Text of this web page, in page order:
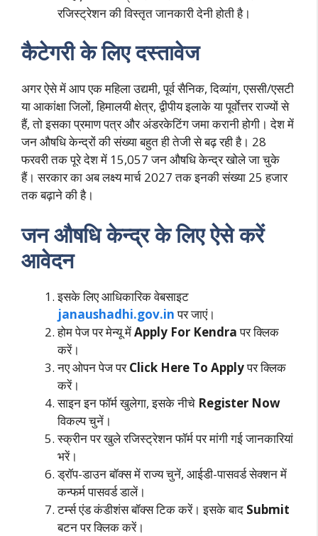
रजिस्ट्रेशन की विस्तृत जानकारी देनी होती है।
कैटेगरी के लिए दस्तावेज
अगर ऐसे में आप एक महिला उद्यमी, पूर्व सैनिक, दिव्यांग, एससी/एसटी
या आकांक्षा जिलों, हिमालयी क्षेत्र, द्वीपीय इलाके या पूर्वाेत्तर राज्यों से
हैं, तो इसका प्रमाण पत्र और अंडरकेटिंग जमा करानी होगी। देश में
जन औषधि केन्द्रों की संख्या बहुत ही तेजी से बढ़ रही है। 28
फरवरी तक पूरे देश में 15,057 जन औषधि केन्द्र खोले जा चुके
हैं। सरकार का अब लक्ष्य मार्च 2027 तक इनकी संख्या 25 हजार
तक बढ़ाने की है।
जन औषधि केन्द्र के लिए ऐसे करें
आवेदन
इसके लिए आधिकारिक वेबसाइट
janaushadhi.gov.inपर जाएं।
होम पेज पर मेन्यू मेंApply For Kendraपर क्लिक
करें।
नए ओपन पेज परClick Here To Applyपर क्लिक
करें।
साइन इन फॉर्म खुलेगा, इसके नीचे Register Now
विकल्प चुनें।
स्क्रीन पर खुले रजिस्ट्रेशन फॉर्म पर मांगी गई जानकारियां
भरें।
ड्रॉप-डाउन बॉक्स में राज्य चुनें, आईडी-पासवर्ड सेक्शन में
कन्फर्म पासवर्ड डालें।
टर्म्स एंड कंडीशंस बॉक्स टिक करें। इसके बाद Submit
बटन पर क्लिक करें।